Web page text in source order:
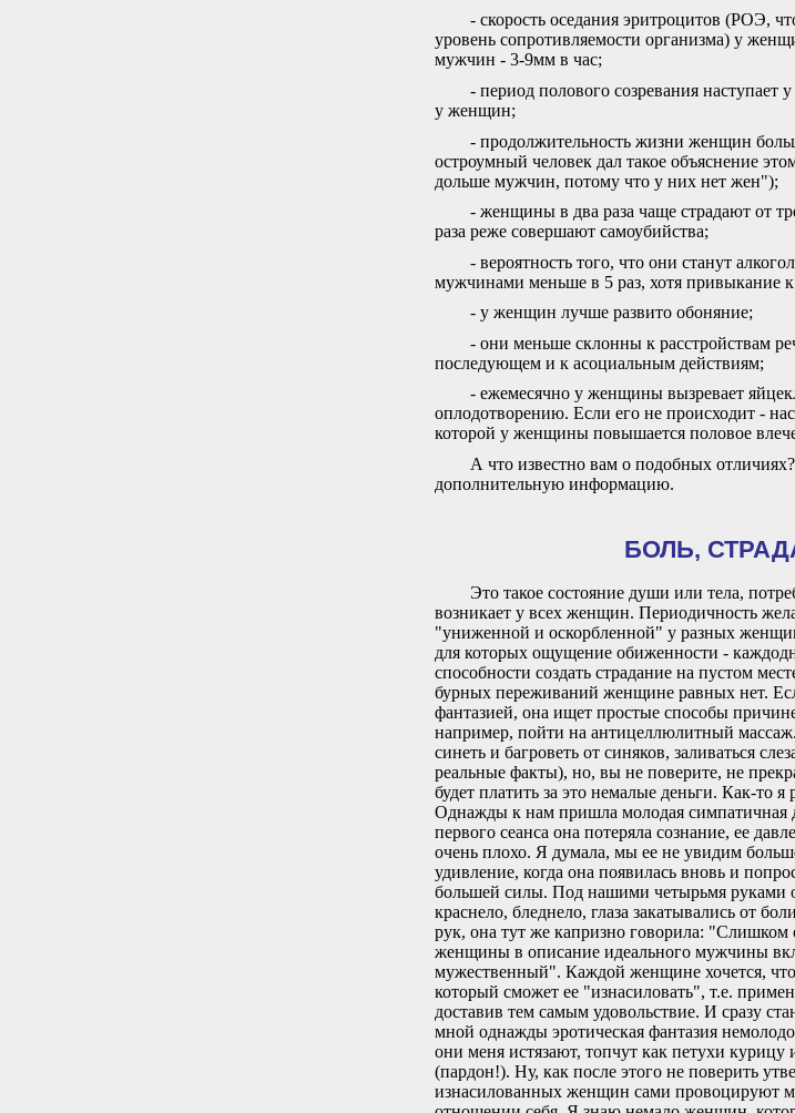
- скорость оседания эритроцитов (РОЭ,
уровень сопротивляемости организма) у
мужчин - 3-9мм в час;
- период полового созревания
у женщин;
- продолжительность жизни женщин
остроумный человек дал такое объяснение
дольше мужчин, потому что у них нет жен");
- женщины в два раза чаще страдают от
раза реже совершают самоубийства;
- вероятность того, что они станут
мужчинами меньше в 5 раз, хотя привыкание к
- у женщин лучше развито обоняние;
- они меньше склонны к расстройствам
последующем и к асоциальным действиям;
- ежемесячно у женщины вызревает
оплодотворению. Если его не происходит -
которой у женщины повышается половое
А что известно вам о подобных
дополнительную информацию.
БОЛЬ,
Это такое состояние души или тела,
возникает у всех женщин. Периодичность
"униженной и оскорбленной" у разных
для которых ощущение обиженности -
способности создать страдание на пустом
бурных переживаний женщине равных нет.
фантазией, она ищет простые способы
например, пойти на антицеллюлитный
синеть и багроветь от синяков, заливаться
реальные факты), но, вы не поверите, не
будет платить за это немалые деньги. Как-то
Однажды к нам пришла молодая
первого сеанса она потеряла сознание, ее
очень плохо. Я думала, мы ее не увидим
удивление, когда она появилась вновь и
большей силы. Под нашими четырьмя руками
краснело, бледнело, глаза закатывались от
рук, она тут же капризно говорила:
женщины в описание идеального мужчины
мужественный". Каждой женщине хочется,
который сможет ее "изнасиловать", т.е.
доставив тем самым удовольствие. И сразу
мной однажды эротическая фантазия
они меня истязают, топчут как петухи
(пардон!). Ну, как после этого не поверить
изнасилованных женщин сами провоцируют